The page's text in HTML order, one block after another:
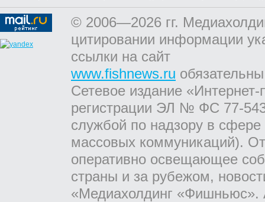
© 2006—2026 гг.
цитировании информации
ссылки на сайт
www.fishnews.ru
Сетевое издание
регистрации ЭЛ № ФС 77-
службой по надзору в
массовых коммуникаций).
оперативно освещающее
страны и за рубежом,
«Медиахолдинг «Фишньюс».